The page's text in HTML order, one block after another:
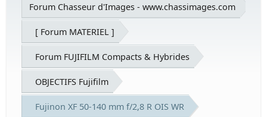
Forum Chasseur d'Images - www.chassimages.com
[ Forum MATERIEL ]
Forum FUJIFILM Compacts & Hybrides
OBJECTIFS Fujifilm
Fujinon XF 50-140 mm f/2,8 R OIS WR